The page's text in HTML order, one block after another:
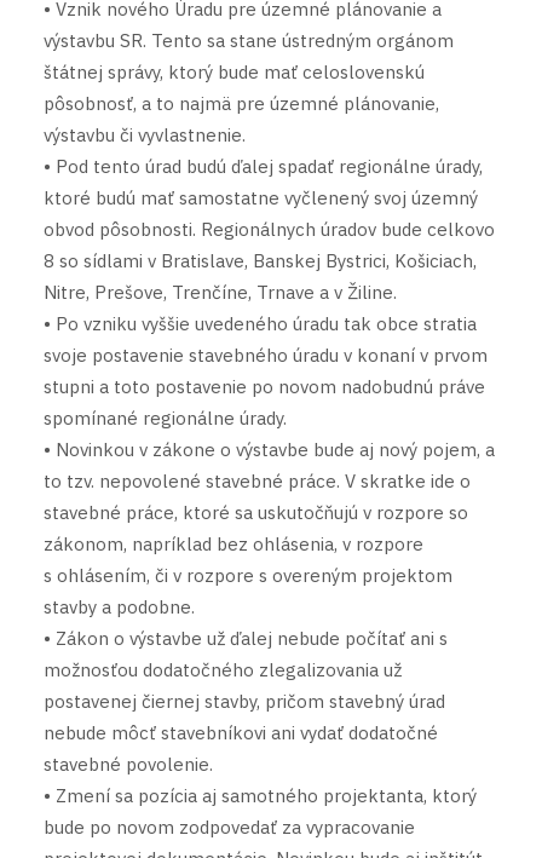
• Vznik nového Úradu pre územné plánovanie a
výstavbu SR. Tento sa stane ústredným orgánom
štátnej správy, ktorý bude mať celoslovenskú
pôsobnosť, a to najmä pre územné plánovanie,
výstavbu či vyvlastnenie.
• Pod tento úrad budú ďalej spadať regionálne úrady,
ktoré budú mať samostatne vyčlenený svoj územný
obvod pôsobnosti. Regionálnych úradov bude celkovo
8 so sídlami v Bratislave, Banskej Bystrici, Košiciach,
Nitre, Prešove, Trenčíne, Trnave a v Žiline.
• Po vzniku vyššie uvedeného úradu tak obce stratia
svoje postavenie stavebného úradu v konaní v prvom
stupni a toto postavenie po novom nadobudnú práve
spomínané regionálne úrady.
• Novinkou v zákone o výstavbe bude aj nový pojem, a
to tzv. nepovolené stavebné práce. V skratke ide o
stavebné práce, ktoré sa uskutočňujú v rozpore so
zákonom, napríklad bez ohlásenia, v rozpore
s ohlásením, či v rozpore s overeným projektom
stavby a podobne.
• Zákon o výstavbe už ďalej nebude počítať ani s
možnosťou dodatočného zlegalizovania už
postavenej čiernej stavby, pričom stavebný úrad
nebude môcť stavebníkovi ani vydať dodatočné
stavebné povolenie.
• Zmení sa pozícia aj samotného projektanta, ktorý
bude po novom zodpovedať za vypracovanie